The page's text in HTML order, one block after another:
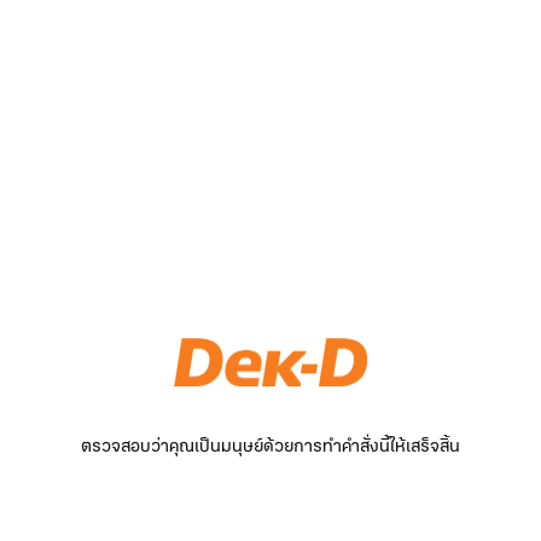
ตรวจสอบว่าคุณเป็นมนุษย์ด้วยการทำคำสั่งนี้ให้เสร็จสิ้น